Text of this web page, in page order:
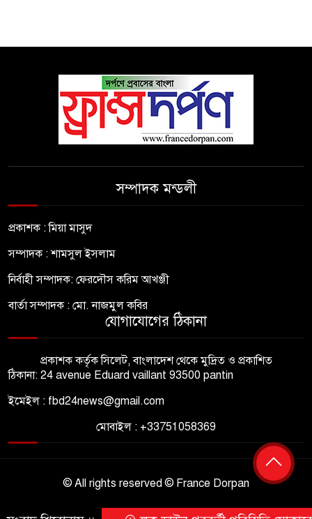
সম্পাদক মন্ডলী
প্রকাশক : মিয়া মাসুদ
সম্পাদক : শামসুল ইসলাম
নির্বাহী সম্পাদক: ফেরদৌস করিম আখঞ্জী
বার্তা সম্পাদক : মো. নাজমুল কবির
যোগাযোগের ঠিকানা
প্রকাশক কর্তৃক সিলেট, বাংলাদেশ থেকে মুদ্রিত ও প্রকাশিত
ঠিকানা: 24 avenue Eduard vaillant 93500 pantin
ইমেইল : fbd24news@gmail.com
মোবাইল : +33751058369
© All rights reserved © France Dorpan